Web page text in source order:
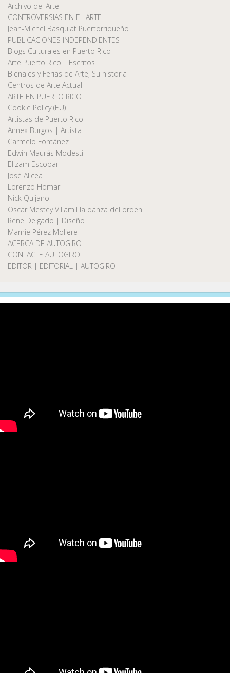
Archivo del Arte
CONTROVERSIAS EN EL ARTE
Jean-Michel Basquiat Puertorriqueño
PUBLICACIONES INDEPENDIENTES
Blogs Culturales en Puerto Rico
Arte Puerto Rico | Escritos
Bienales y Ferias de Arte, Su historia
Centros de Arte Actual
ARTE EN PUERTO RICO
Cookie Policy (EU)
Artistas de Puerto Rico
Annex Burgos | Artista
Carmelo Fontánez
Edwin Maurás Modesti
Elizam Escobar
José Alicea
Lorenzo Homar
Nick Quijano
Oscar Mestey Villamil la danza del orden
Rene Delgado | Diseño
Marnie Pérez Moliere
ACERCA DE AUTOGIRO
CONTACTE AUTOGIRO
EDITOR | EDITORIAL | AUTOGIRO